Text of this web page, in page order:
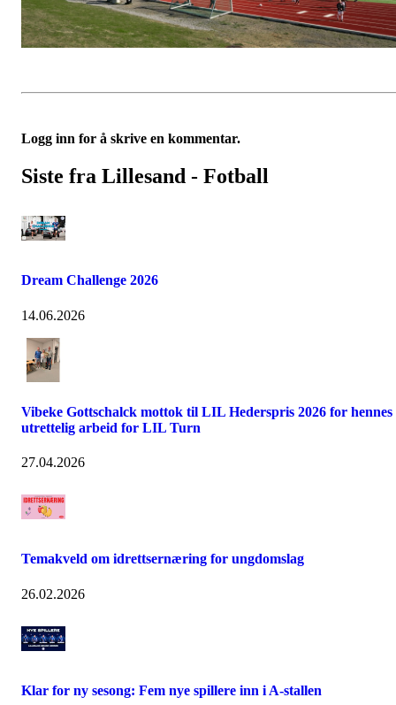
Logg inn for å skrive en kommentar.
Siste fra Lillesand - Fotball
Dream Challenge 2026
14.06.2026
Vibeke Gottschalck mottok til LIL Hederspris 2026 for hennes
utrettelig arbeid for LIL Turn
27.04.2026
Temakveld om idrettsernæring for ungdomslag
26.02.2026
Klar for ny sesong: Fem nye spillere inn i A-stallen